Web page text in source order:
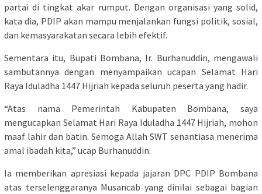
partai di tingkat akar rumput. Dengan organisasi yang solid,
kata dia, PDIP akan mampu menjalankan fungsi politik, sosial,
dan kemasyarakatan secara lebih efektif.
Sementara itu, Bupati Bombana, Ir. Burhanuddin, mengawali
sambutannya dengan menyampaikan ucapan Selamat Hari
Raya Iduladha 1447 Hijriah kepada seluruh peserta yang hadir.
“Atas nama Pemerintah Kabupaten Bombana, saya
mengucapkan Selamat Hari Raya Iduladha 1447 Hijriah, mohon
maaf lahir dan batin. Semoga Allah SWT senantiasa menerima
amal ibadah kita,” ucap Burhanuddin.
Ia memberikan apresiasi kepada jajaran DPC PDIP Bombana
atas terselenggaranya Musancab yang dinilai sebagai bagian